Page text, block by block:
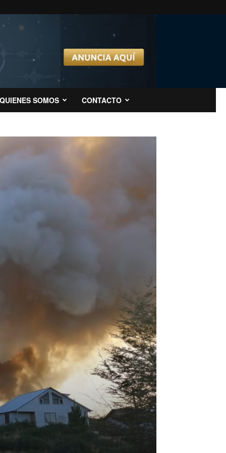
QUIENES SOMOS CONTACTO